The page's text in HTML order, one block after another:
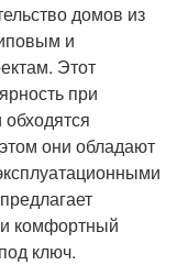
домов из
и
Этот
при
обходятся
они обладают
и комфортный
ключ.